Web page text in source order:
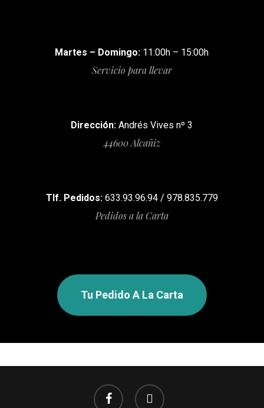
Martes – Domingo: 11:00h – 15:00h
Servicio para llevar
Dirección: Andrés Vives nº 3
44600 Alcañiz
Tlf. Pedidos:633.93.96.94 / 978.835.779
Pedidos a la Carta
Tu Pedido A La Carta
facebook instagram